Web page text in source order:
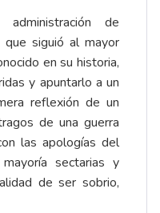
de
que siguió al mayor
en su historia,
y apuntarlo a un
reflexión de un
de una guerra
las apologías del
sectarias y
de ser sobrio,